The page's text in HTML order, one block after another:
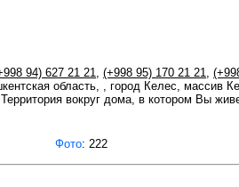
94) 627 21 21, (+998 95) 170 21 21,
область, , город Келес, массив
вокруг дома, в котором Вы
Фото: 222